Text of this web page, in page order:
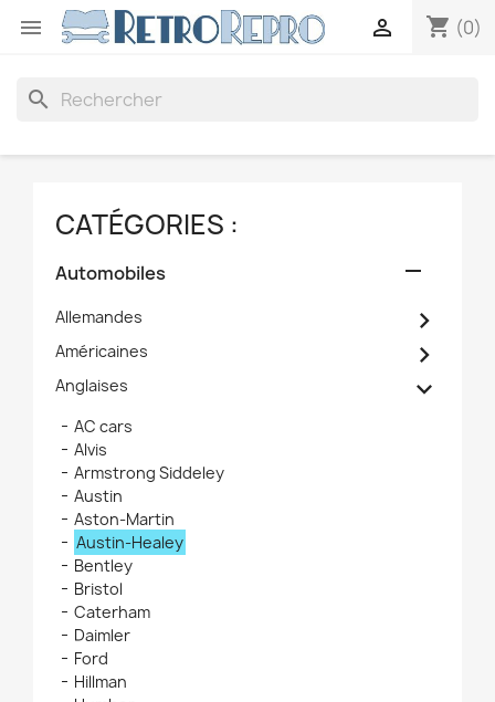
 shopping_cart (0)

search
CATÉGORIES :
Automobiles 
Allemandes 
Américaines 
Anglaises 
AC cars
Alvis
Armstrong Siddeley
Austin
Aston-Martin
Austin-Healey
Bentley
Bristol
Caterham
Daimler
Ford
Hillman